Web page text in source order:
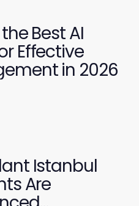
Best AI
Effective
in 2026
Istanbul
Are